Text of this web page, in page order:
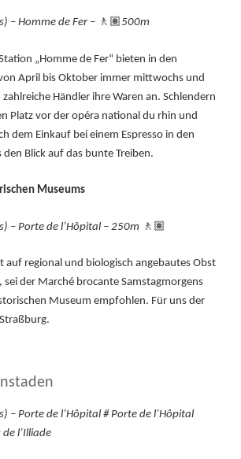
– Homme de Fer – 🚶🏽500m
„Homme de Fer“ bieten in den
April bis Oktober immer mittwochs und
Händler ihre Waren an. Schlendern
Platz vor der opéra national du rhin und
dem Einkauf bei einem Espresso in den
den Blick auf das bunte Treiben.
Museums
– Porte de l’Hôpital – 250m 🚶🏽
auf regional und biologisch angebautes Obst
sei der Marché brocante Samstagmorgens
Museum empfohlen. Für uns der
– Porte de l’Hôpital # Porte de l’Hôpital
l’Illiade